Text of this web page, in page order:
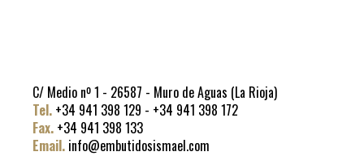
C/ Medio nº 1 - 26587 - Muro de Aguas (La Rioja)
Tel. +34 941 398 129 - +34 941 398 172
Fax. +34 941 398 133
Email. info@embutidosismael.com